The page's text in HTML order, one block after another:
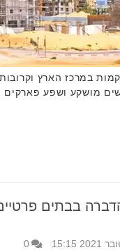
במרכז הארץ
מושקע ושפע
בבתים
0